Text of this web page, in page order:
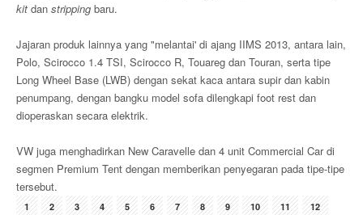
kit dan stripping baru.
Jajaran produk lainnya yang "melantai' di ajang IIMS 2013, antara lain,
Polo, Scirocco 1.4 TSI, Scirocco R, Touareg dan Touran, serta tipe
Long Wheel Base (LWB) dengan sekat kaca antara supir dan kabin
penumpang, dengan bangku model sofa dilengkapi foot rest dan
dioperaskan secara elektrik.
VW juga menghadirkan New Caravelle dan 4 unit Commercial Car di
segmen Premium Tent dengan memberikan penyegaran pada tipe-tipe
tersebut.
1 2 3 4 5 6 7 8 9 10 11 12